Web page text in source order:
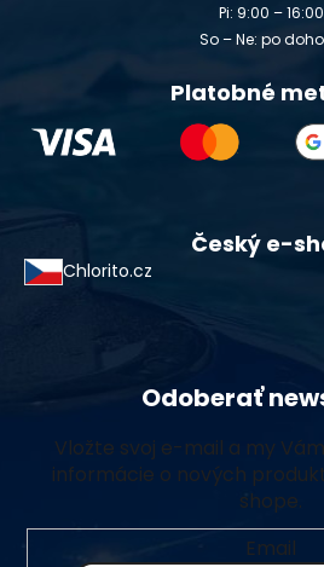
Pi: 9:00 – 16:00
So – Ne: po
Platobné
Český e-
Chlorito.cz
Odoberať
Vložte svoj e-mail a my
informácie o nových
shope.
Email